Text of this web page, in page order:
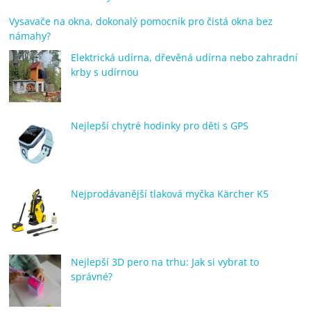
Vysavače na okna, dokonalý pomocník pro čistá okna bez
námahy?
Elektrická udírna, dřevěná udírna nebo zahradní
krby s udírnou
Nejlepší chytré hodinky pro děti s GPS
Nejprodávanější tlaková myčka Kärcher K5
Nejlepší 3D pero na trhu: Jak si vybrat to
správné?